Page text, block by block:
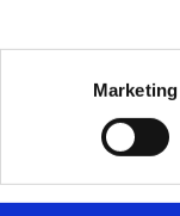
Marketing
e video